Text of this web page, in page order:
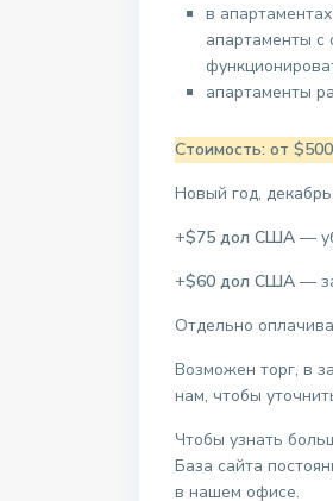
в
апартаменты с
апартаменты
Стоимость: от
Новый год,
+$75 дол США —
+$60 дол США —
Отдельно
Возможен торг, в
нам, чтобы
Чтобы узнать
База сайта
в нашем офисе.